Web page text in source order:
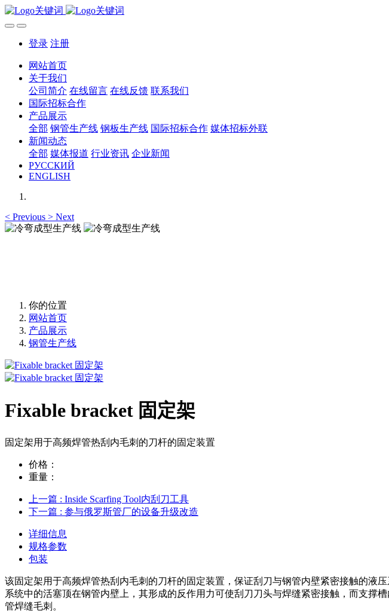
登录 注册
网站首页
关于我们
公司简介 在线留言 在线反馈 联系我们
国际招标合作
产品展示
全部 钢管生产线 钢板生产线 国际招标合作 媒体招标外联
新闻动态
全部 媒体报道 行业资讯 企业新闻
РУССКИЙ
ENGLISH
< Previous > Next
你的位置
网站首页
产品展示
钢管生产线
Fixable bracket 固定架
固定架用于高频焊管热刮内毛刺的刀杆的固定装置
价格：
重量：
上一篇 : Inside Scarfing Tool内刮刀工具
下一篇 : 参与俄罗斯管厂的设备升级改造
详细信息
规格参数
包装
该固定架用于高频焊管热刮内毛刺的刀杆的固定装置，保证刮刀与钢管内壁紧密接触的液
系统中的活塞顶在钢管内壁上，其形成的反作用力可使刮刀刀头与焊缝紧密接触，而支撑
管焊缝毛刺。